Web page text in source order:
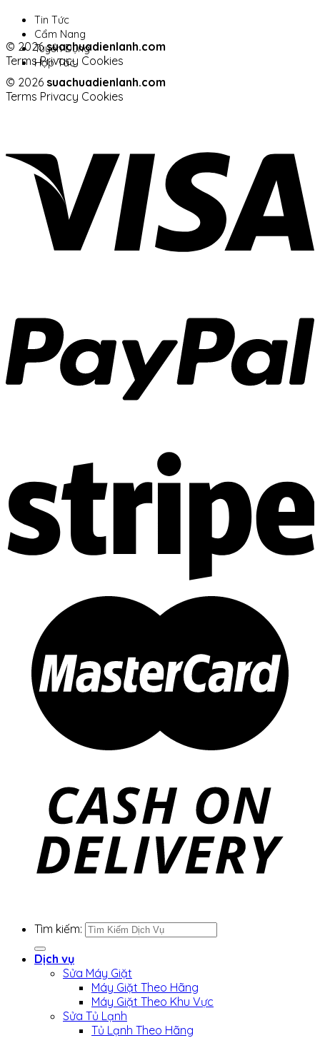
Tin Tức
Cẩm Nang
Tuyển Dụng
Hợp Tác
© 2026suachuadienlanh.com
Terms Privacy Cookies
© 2026 suachuadienlanh.com
Terms Privacy Cookies
Tìm kiếm:
Dịch vụ
Sửa Máy Giặt
Máy Giặt Theo Hãng
Máy Giặt Theo Khu Vực
Sửa Tủ Lạnh
Tủ Lạnh Theo Hãng